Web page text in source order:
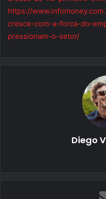
https://
cresce-com-a-forca-do-
pressionam-o-setor/
Diego